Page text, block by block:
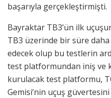
başarıyla gerçekleştirmişti.
Bayraktar TB3’ün ilk
TB3 üzerinde bir süre
edecek olup bu testlerin
test platformundan iniş ve
kurulacak test platformu,
Gemisi’nin uçuş